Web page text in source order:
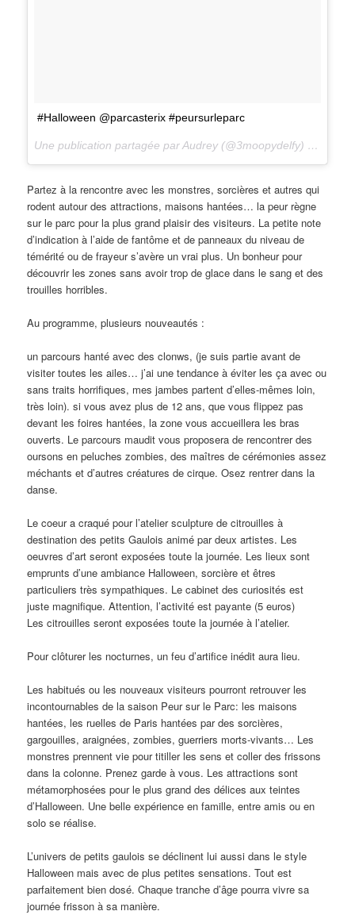
#Halloween @parcasterix #peursurleparc
Une publication partagée par Audrey (@3moopydelfy) le
Partez à la rencontre avec les monstres, sorcières et autres qui
rodent autour des attractions, maisons hantées… la peur règne
sur le parc pour la plus grand plaisir des visiteurs. La petite note
d’indication à l’aide de fantôme et de panneaux du niveau de
témérité ou de frayeur s’avère un vrai plus. Un bonheur pour
découvrir les zones sans avoir trop de glace dans le sang et des
trouilles horribles.
Au programme, plusieurs nouveautés :
un parcours hanté avec des clonws, (je suis partie avant de
visiter toutes les ailes… j’ai une tendance à éviter les ça avec ou
sans traits horrifiques, mes jambes partent d’elles-mêmes loin,
très loin). si vous avez plus de 12 ans, que vous flippez pas
devant les foires hantées, la zone vous accueillera les bras
ouverts. Le parcours maudit vous proposera de rencontrer des
oursons en peluches zombies, des maîtres de cérémonies assez
méchants et d’autres créatures de cirque. Osez rentrer dans la
danse.
Le coeur a craqué pour l’atelier sculpture de citrouilles à
destination des petits Gaulois animé par deux artistes. Les
oeuvres d’art seront exposées toute la journée. Les lieux sont
emprunts d’une ambiance Halloween, sorcière et êtres
particuliers très sympathiques. Le cabinet des curiosités est
juste magnifique. Attention, l’activité est payante (5 euros)
Les citrouilles seront exposées toute la journée à l’atelier.
Pour clôturer les nocturnes, un feu d’artifice inédit aura lieu.
Les habitués ou les nouveaux visiteurs pourront retrouver les
incontournables de la saison Peur sur le Parc: les maisons
hantées, les ruelles de Paris hantées par des sorcières,
gargouilles, araignées, zombies, guerriers morts-vivants… Les
monstres prennent vie pour titiller les sens et coller des frissons
dans la colonne. Prenez garde à vous. Les attractions sont
métamorphosées pour le plus grand des délices aux teintes
d’Halloween. Une belle expérience en famille, entre amis ou en
solo se réalise.
L’univers de petits gaulois se déclinent lui aussi dans le style
Halloween mais avec de plus petites sensations. Tout est
parfaitement bien dosé. Chaque tranche d’âge pourra vivre sa
journée frisson à sa manière.